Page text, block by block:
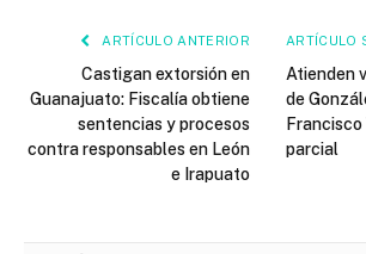
ARTÍCULO ANTERIOR
Castigan extorsión en
Guanajuato: Fiscalía obtiene
sentencias y procesos
contra responsables en León
e Irapuato
ARTÍCULO
Atienden
de
parcial